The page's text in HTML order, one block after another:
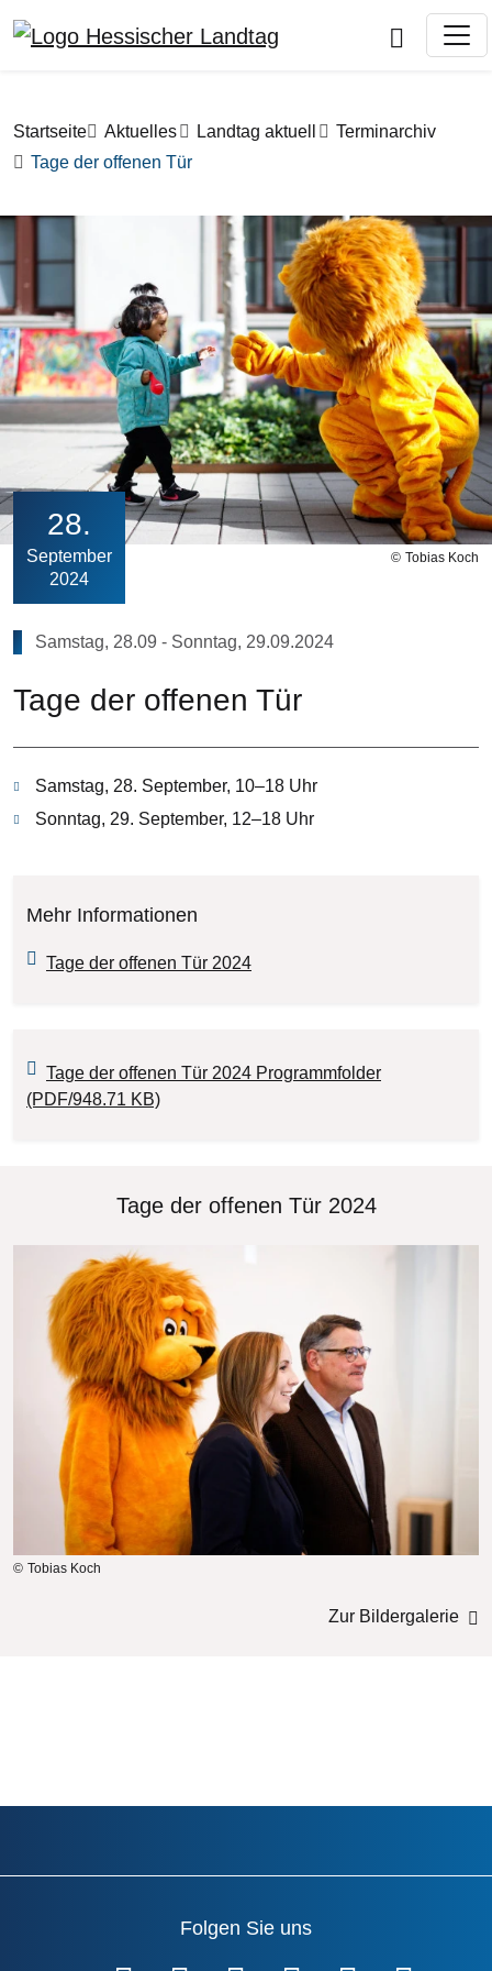
Pfadnavigation
Startseite Aktuelles Landtag aktuell
Terminarchiv
Tage der offenen Tür
Bilddatei
Tobias Koch
28
September
2024
Samstag, 28.09 - Sonntag, 29.09.2024
Tage der offenen Tür
Samstag, 28. September, 10–18 Uhr
Sonntag, 29. September, 12–18 Uhr
Mehr Informationen
Tage der offenen Tür 2024
Tage der offenen Tür 2024 Programmfolder
(PDF/948.71 KB)
Tage der offenen Tür 2024
Bilddatei
Tobias Koch
Zur Bildergalerie
Folgen Sie uns